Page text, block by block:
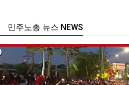
주노총 뉴스 NEWS